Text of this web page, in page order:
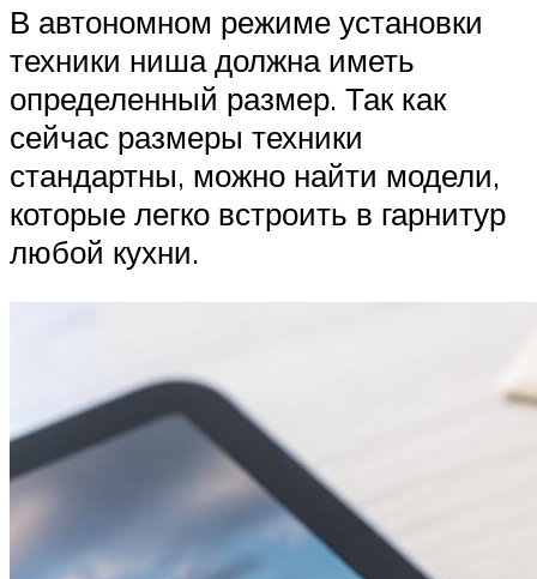
В автономном режиме установки
техники ниша должна иметь
определенный размер. Так как
сейчас размеры техники
стандартны, можно найти модели,
которые легко встроить в гарнитур
любой кухни.